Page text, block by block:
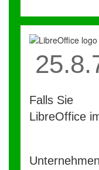
Falls Sie
LibreOffice